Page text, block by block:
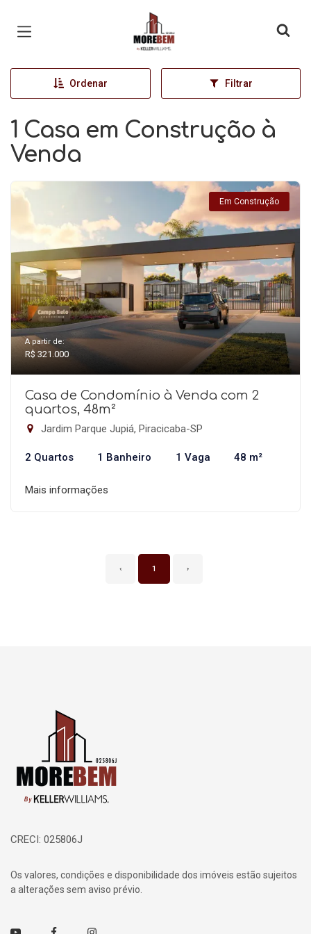
Página inicial
Ordenar Filtrar
1 Casa em Construção à
Venda
Em Construção
A partir de:
R$ 321.000
Casa de Condomínio à Venda com 2
quartos, 48m²
Jardim Parque Jupiá, Piracicaba-SP
2 Quartos 1 Banheiro 1 Vaga 48 m²
Mais informações
‹ 1 ›
Página inicial
CRECI: 025806J
Os valores, condições e disponibilidade dos imóveis estão sujeitos
a alterações sem aviso prévio.